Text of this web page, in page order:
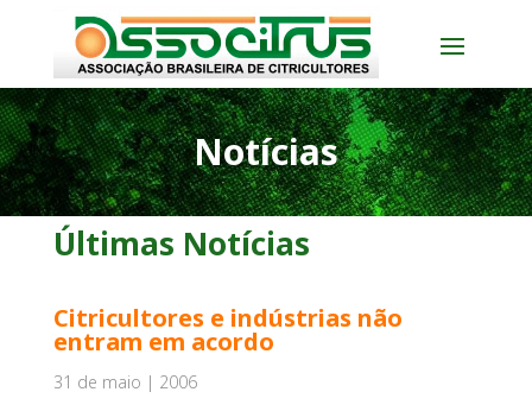
Notícias
Últimas Notícias
Citricultores e indústrias não
entram em acordo
31 de maio | 2006